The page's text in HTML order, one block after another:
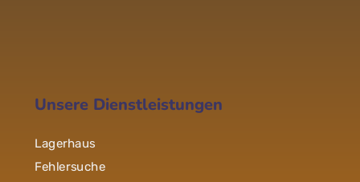
Unsere Dienstleistungen
Lagerhaus
Fehlersuche